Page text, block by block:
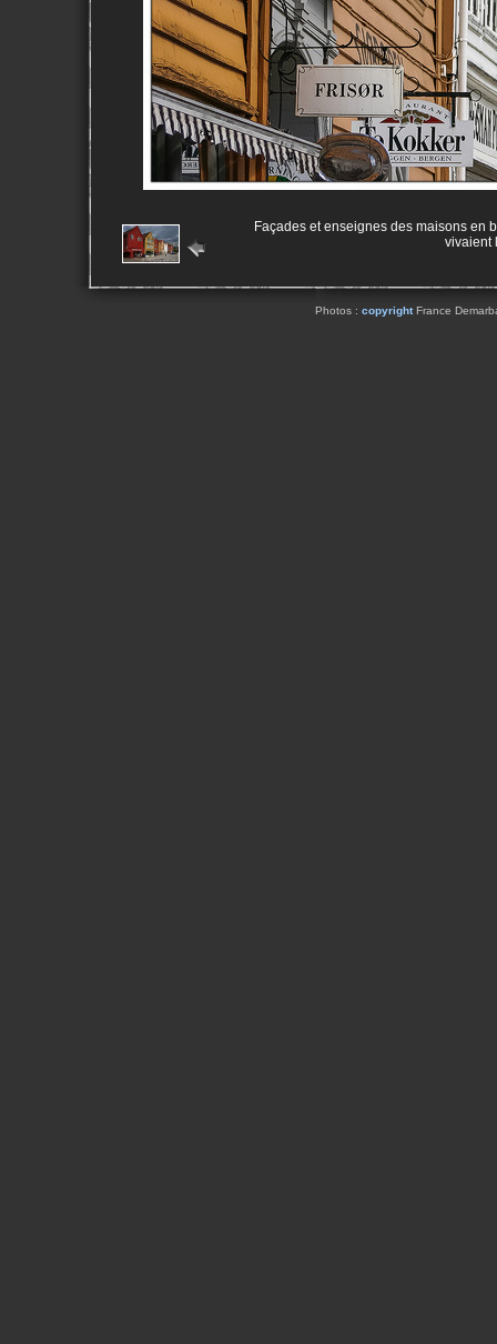
Façades et enseignes des maisons en
vivaient
Photos : copyrightFrance